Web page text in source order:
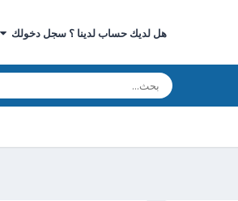
هل لديك حساب لدينا ؟ سجل دخولك